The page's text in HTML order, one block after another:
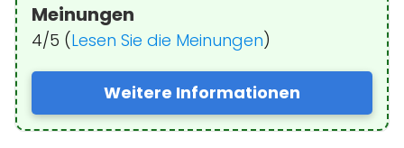
Meinungen
4/5 (Lesen Sie die Meinungen)
Weitere Informationen